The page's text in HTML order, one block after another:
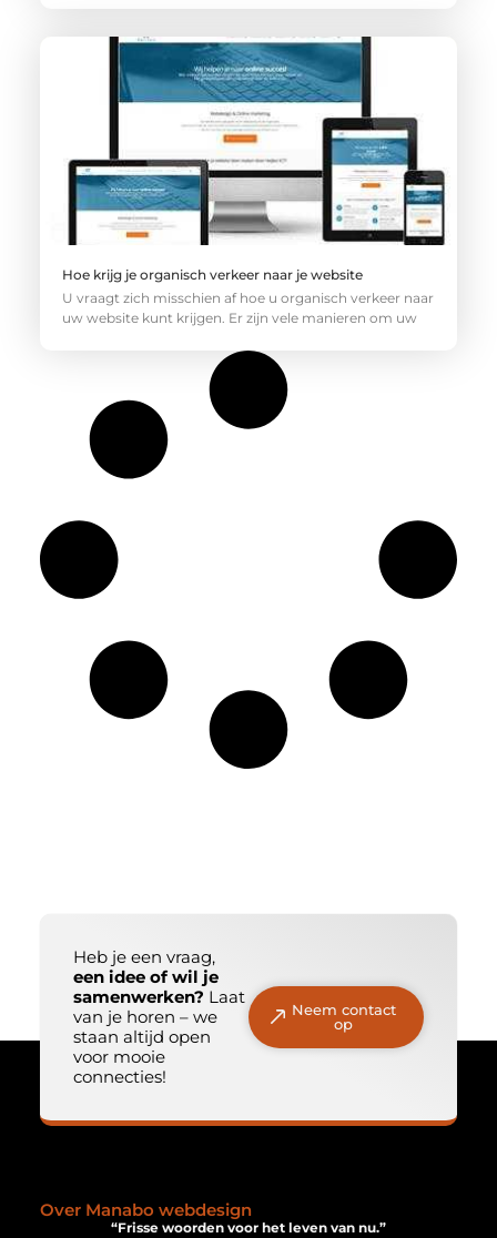
Hoe krijg je organisch verkeer naar je website
U vraagt zich misschien af hoe u organisch verkeer naar
uw website kunt krijgen. Er zijn vele manieren om uw
Heb je een vraag,
een idee of wil je
samenwerken? Laat
van je horen – we
staan altijd open
voor mooie
connecties!
Neem contact
op
Over Manabo webdesign
“Frisse woorden voor het leven van nu.”